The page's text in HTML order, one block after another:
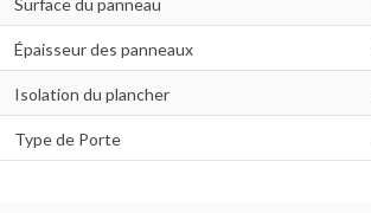
Épaisseur des panneaux
Isolation du plancher
Type de Porte